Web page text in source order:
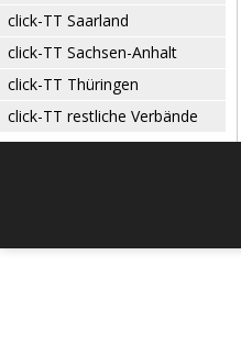
click-TT Saarland
click-TT Sachsen-Anhalt
click-TT Thüringen
click-TT restliche Verbände